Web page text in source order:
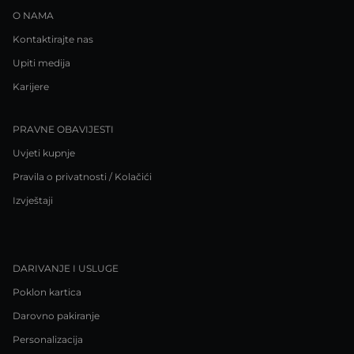
O NAMA
Kontaktirajte nas
Upiti medija
Karijere
PRAVNE OBAVIJESTI
Uvjeti kupnje
Pravila o privatnosti / Kolačići
Izvještaji
DARIVANJE I USLUGE
Poklon kartica
Darovno pakiranje
Personalizacija